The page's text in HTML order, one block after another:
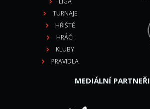
TURNAJE
HŘIŠTĚ
HRÁČI
KLUBY
PRAVIDLA
MEDIÁLNÍ PARTNEŘI